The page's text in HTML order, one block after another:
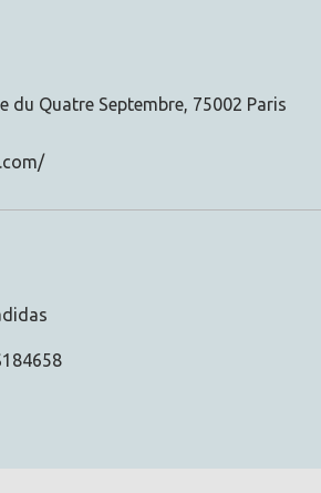
du Quatre Septembre, 75002 Paris